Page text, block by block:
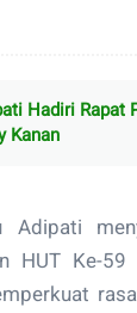
Hadiri Rapat
Kanan
Adipati
HUT Ke-59